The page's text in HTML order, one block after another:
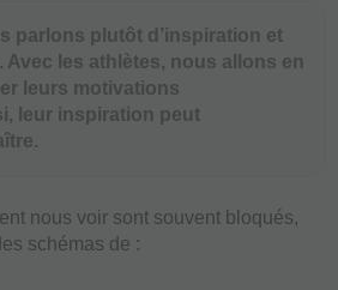
parlons plutôt d’inspiration et
les athlètes, nous allons en
leurs motivations
leur inspiration peut
nous voir sont souvent bloqués,
schémas de :